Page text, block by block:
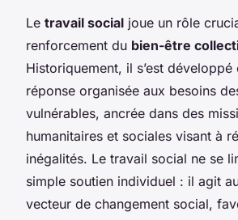
Le travail social joue un rôle
renforcement du bien-être
Historiquement, il s’est développé
réponse organisée aux besoins
vulnérables, ancrée dans des
humanitaires et sociales visant à
inégalités. Le travail social ne se
simple soutien individuel : il agit
vecteur de changement social,